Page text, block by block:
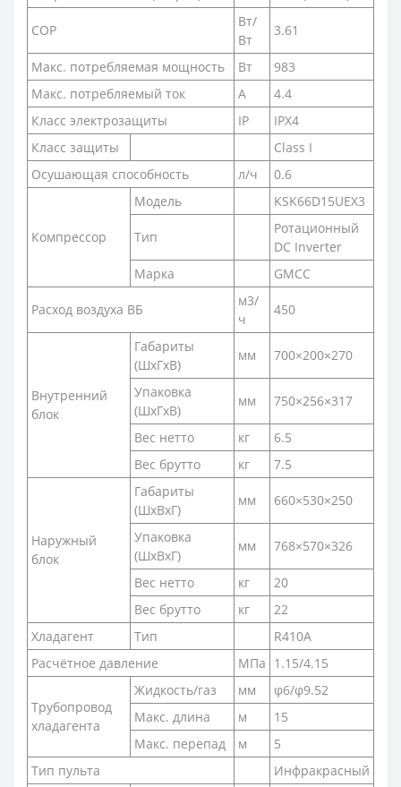
COP
Вт/
Вт
3.61
Макс. потребляемая мощность Вт
983
Макс. потребляемый ток
А
4.4
Класс электрозащиты
IP
IPX4
Класс защиты
Class I
Осушающая способность
л/ч 0.6
Компрессор
Модель KSK66D15UEX3
Тип
Ротационный
DC Inverter
Марка
GMCC
Расход воздуха ВБ
м3/
ч
450
Внутренний
блок
Габариты
(ШxГxВ)
мм 700×200×270
Упаковка
(ШxГxВ)
мм 750×256×317
Вес нетто кг
6.5
Вес брутто
кг 7.5
Наружный
блок
Габариты
(ШxВxГ)
мм 660×530×250
Упаковка
(ШxВxГ)
мм 768×570×326
Вес нетто кг
20
Вес брутто
кг
22
Хладагент
Тип
R410A
Расчётное давление
МПа 1.15/4.15
Трубопровод
хладагента
Жидкость/газ мм
φ6/φ9.52
Макс. длина
м
15
Макс. перепад
м
5
Тип пульта
Инфракрасный